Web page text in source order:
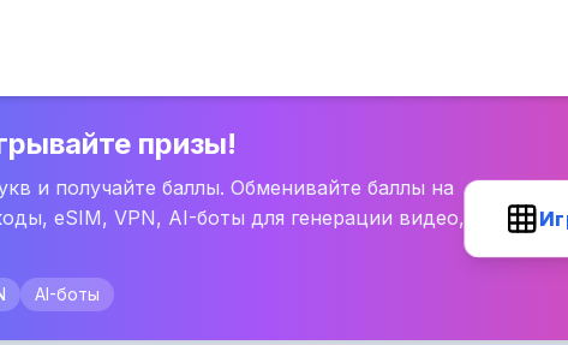
призы!
и получайте баллы. Обменивайте баллы на
eSIM, VPN, AI-боты для генерации видео,
AI-боты